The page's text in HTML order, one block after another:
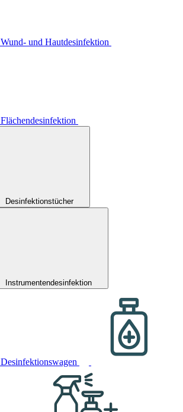
Wund- und Hautdesinfektion
Flächendesinfektion
Desinfektionstücher
Instrumentendesinfektion
Desinfektionswagen